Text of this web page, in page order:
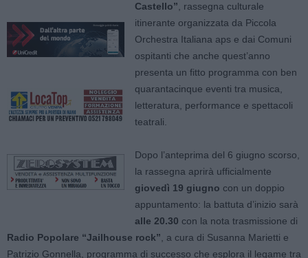
Castello” , rassegna culturale
itinerante organizzata da Piccola
Orchestra Italiana aps e dai Comuni
ospitanti che anche quest’anno
presenta un fitto programma con ben
quarantacinque eventi tra musica,
letteratura, performance e spettacoli
teatrali.
Dopo l’anteprima del 6 giugno scorso,
la rassegna aprirà ufficialmente
giovedì 19 giugno con un doppio
appuntamento: la battuta d’inizio sarà
alle 20.30 con la nota trasmissione di
Radio Popolare “Jailhouse rock” , a cura di Susanna Marietti e
Patrizio Gonnella, programma di successo che esplora il legame tra